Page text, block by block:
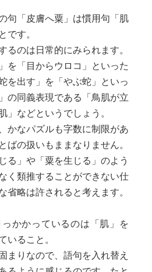
句「皮膚へ粟」は慣用句「肌
です。
るのは日常的にみられます。
を「目からウロコ」といった
を出す」を「やぶ蛇」といっ
の同義表現である「鳥肌が立
」などというでしょう。
かなパズルも字数に制限があ
ばの扱いもままなりません。
る」や「粟を生じる」のよう
く類推することができない仕
省略は許されると考えます。
かかっているのは「肌」を
いること。
まりなので、語句を入れ替え